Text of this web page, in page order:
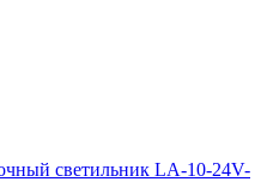
светильник LA-10-24V-